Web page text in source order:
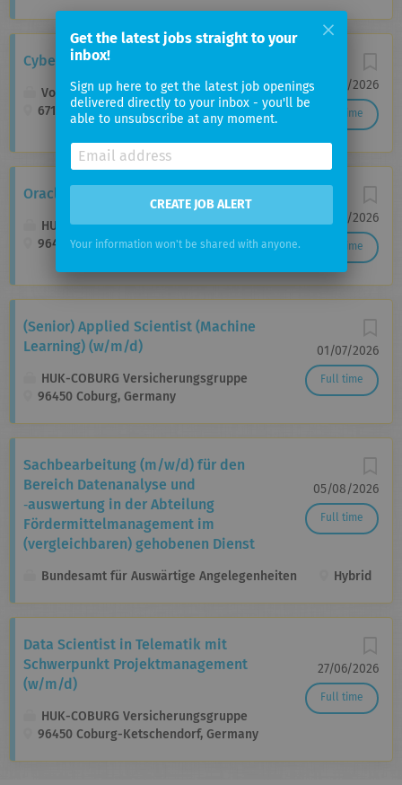
19/07/2026
Full time
Cyber Security Spezialist (m/w/d)
Voltaris GmbH
67133 Maxdorf und 66663 Merzig
19/06/2026
Full time
Oracle Database Admin (w/m/d)
HUK-COBURG Versicherungsgruppe
96450 Coburg, Germany
01/07/2026
Full time
(Senior) Applied Scientist (Machine
Learning) (w/m/d)
HUK-COBURG Versicherungsgruppe
96450 Coburg, Germany
05/08/2026
Full time
Sachbearbeitung (m/w/d) für den
Bereich Daten­analyse und
‑auswertung in der Abteilung
Fördermittel­management im
(vergleichbaren) gehobenen Dienst
Bundesamt für Auswärtige Angelegenheiten Hybrid
27/06/2026
Full time
Data Scientist in Telematik mit
Schwerpunkt Projektmanagement
(w/m/d)
HUK-COBURG Versicherungsgruppe
96450 Coburg-Ketschendorf, Germany
Get the latest jobs straight to your
inbox!
Sign up here to get the latest job openings
delivered directly to your inbox - you'll be
able to unsubscribe at any moment.
CREATE JOB ALERT
Your information won't be shared with anyone.